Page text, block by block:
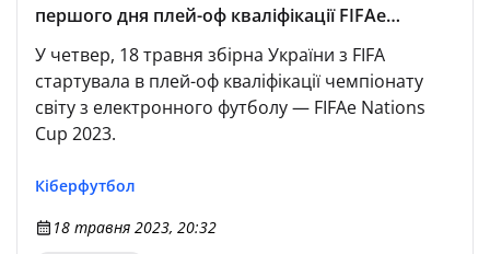
першого дня плей-оф кваліфікації FIFAe
У четвер, 18 травня збірна України з FIFA
стартувала в плей-оф кваліфікації чемпіонату
світу з електронного футболу — FIFAe Nations
Cup 2023.
Кіберфутбол
18 травня 2023, 20:32